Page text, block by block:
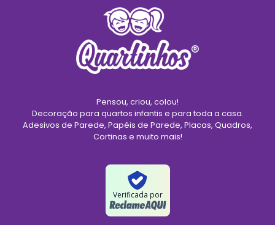
Pensou, criou, colou!
Decoração para quartos infantis e para toda a casa.
Adesivos de Parede, Papéis de Parede, Placas, Quadros,
Cortinas e muito mais!
Verificada por